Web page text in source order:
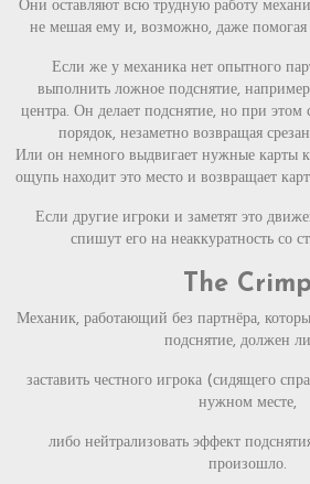
Они оставляют всю трудную работу
не мешая ему и, возможно, даже
Если же у механика нет опытного
выполнить ложное подснятие,
центра. Он делает подснятие, но при этом
порядок, незаметно возвращая
Или он немного выдвигает нужные карты к
ощупь находит это место и возвращает
Если другие игроки и заметят это
спишут его на неаккуратность со
The Crimp
Механик, работающий без партнёра,
подснятие, должен
заставить честного игрока (сидящего
нужном месте,
либо нейтрализовать эффект
произошло.